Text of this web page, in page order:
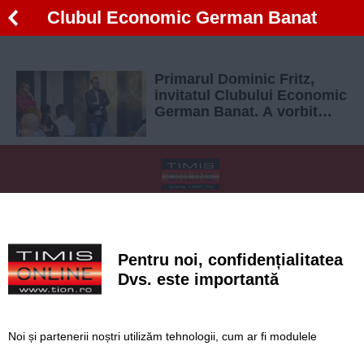
Clubul Economic German Banat
Primarul Dominic Fritz,
invitatul Clubului Economic
German Banat. A vorbit
proiecte ale orașului
Politica de confidentialitate
Regulament postare și moderare comentarii
Pentru noi, confidențialitatea
Dvs. este importantă
Noi și partenerii noștri utilizăm tehnologii, cum ar fi modulele